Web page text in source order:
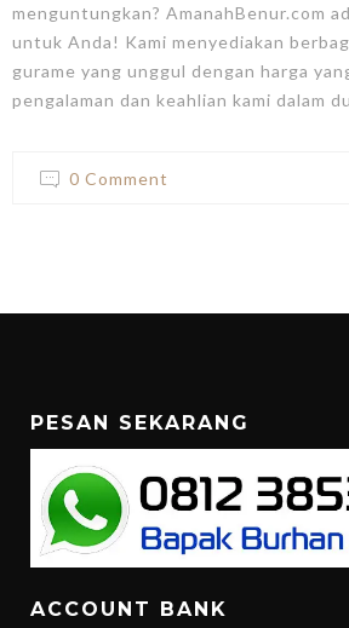
menguntungkan? AmanahBenur.com
untuk Anda! Kami menyediakan
gurame yang unggul dengan harga
pengalaman dan keahlian kami dalam
0 Comment
PESAN SEKARANG
ACCOUNT BANK